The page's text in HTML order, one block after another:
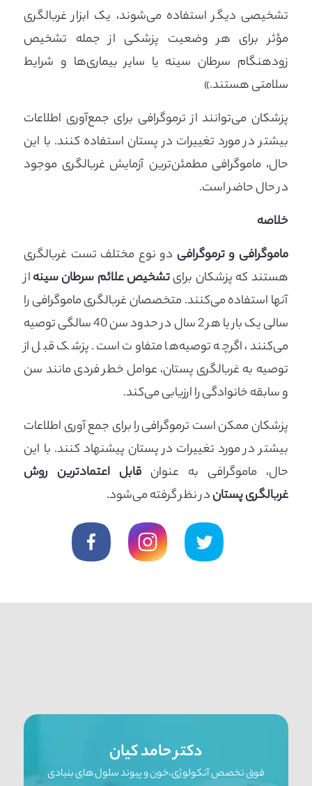
تشخیصی دیگر استفاده می‌شوند، یک ابزار غربالگری
مؤثر برای هر وضعیت پزشکی از جمله تشخیص
زودهنگام سرطان سینه یا سایر بیماری‌ها و شرایط
سلامتی هستند.»
پزشکان می‌توانند از ترموگرافی برای جمع‌آوری اطلاعات
بیشتر در مورد تغییرات در پستان استفاده کنند. با این
حال، ماموگرافی مطمئن‌ترین آزمایش غربالگری موجود
در حال حاضر است.
خلاصه
ماموگرافی و ترموگرافی دو نوع مختلف تست غربالگری
هستند که پزشکان برایتشخیص علائم سرطان سینهاز
آنها استفاده می‌کنند. متخصصان غربالگری ماموگرافی را
سالی یک بار یا هر 2 سال در حدود سن 40 سالگی توصیه
می‌کنند، اگرچه توصیه‌ها متفاوت است. پزشک قبل از
توصیه به غربالگری پستان، عوامل خطر فردی مانند سن
و سابقه خانوادگی را ارزیابی می‌کند.
پزشکان ممکن است ترموگرافی را برای جمع آوری اطلاعات
بیشتر در مورد تغییرات در پستان پیشنهاد کنند. با این
حال، ماموگرافی به عنوان قابل اعتمادترین روش
غربالگری پستاندر نظر گرفته می‌شود.
دکتر حامد کیان
فوق تخصص آنکولوژی،خون و پیوند سلول های بنیادی